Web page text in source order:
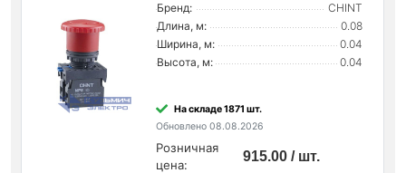
Бренд:
CHINT
Длина, м:
0.08
Ширина, м:
0.04
Высота, м:
0.04
На складе 1871 шт.
Обновлено 08.08.2026
Розничная
цена:
915.00 / шт.